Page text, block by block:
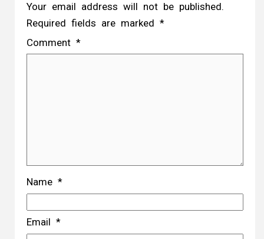
Your email address will not be published.
Required fields are marked *
Comment *
Name *
Email *